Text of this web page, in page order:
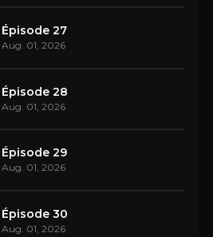
Épisode 27
Aug. 01, 2026
Épisode 28
Aug. 01, 2026
Épisode 29
Aug. 01, 2026
Épisode 30
Aug. 01, 2026